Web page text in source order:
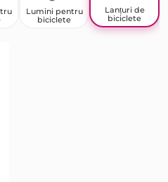
Lumini pentru
biciclete
Lanțuri de
biciclete